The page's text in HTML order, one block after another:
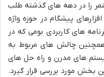
را در دهه های گذشته طلب
پیشگام در حوزه واژه
های کاربردی بومی که در
همچنین چالش های مربوط به
های مدرن و راه حل های
بخش مورد بررسی قرار گیرد.